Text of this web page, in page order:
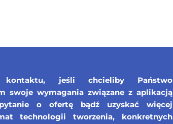
kontaktu, jeśli chcieliby Państwo
swoje wymagania związane z aplikacją
o ofertę bądź uzyskać więcej
technologii tworzenia, konkretnych